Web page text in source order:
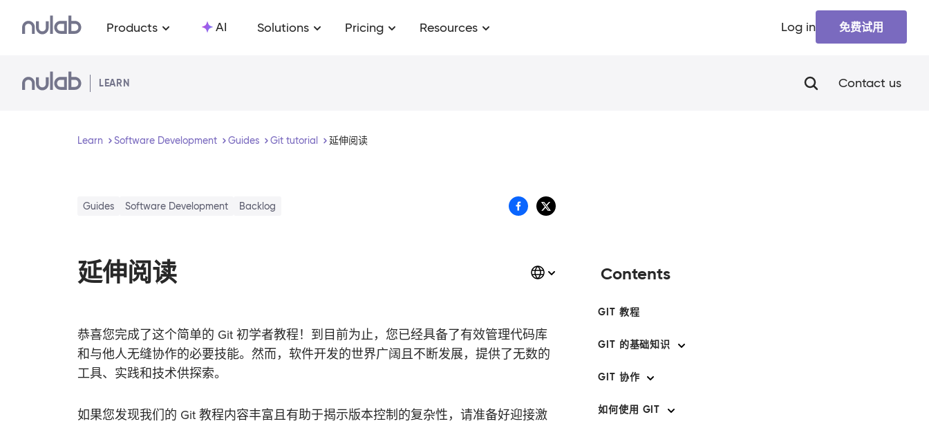
Products AI Solutions Pricing Resources Log in 免费试用
LEARN Contact us
Learn Software Development Guides Git tutorial 延伸阅读
Guides Software Development Backlog
延伸阅读
恭喜您完成了这个简单的 Git 初学者教程！到目前为止，您已经具备了有效管理代码库
和与他人无缝协作的必要技能。然而，软件开发的世界广阔且不断发展，提供了无数的
工具、实践和技术供探索。
如果您发现我们的 Git 教程内容丰富且有助于揭示版本控制的复杂性，请准备好迎接激
Contents
GIT 教程
GIT 的基础知识
GIT 协作
如何使用 GIT